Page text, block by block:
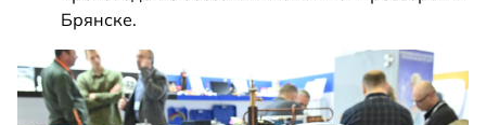
Брянске.